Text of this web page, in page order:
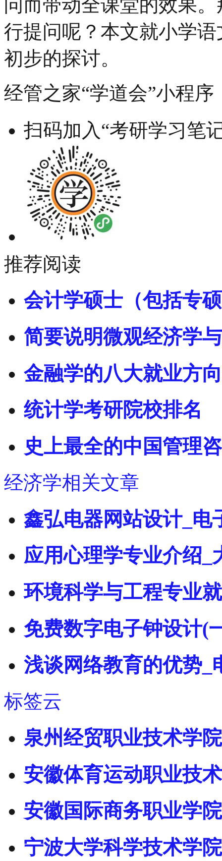
问而带动全课堂的效果
行提问呢？本文就小学
初步的探讨。
经管之家“学道会”小程序
扫码加入“考研学习笔
推荐阅读
会计学硕士（包括专
简要说明微观经济学
金融学的八大就业方
统计学考研院校排名
史上最全的中国管理
经济学相关文章
鑫弘电器网站设计_电
应用心理学专业介绍_
环境科学与工程专业
免费数字电子钟设计(
浅谈网络教育的优势_
标签云
泉州经贸职业技术学院
安徽体育运动职业技
安徽国际商务职业学院
宁波大学科学技术学院